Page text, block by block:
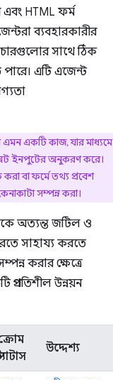
এবং HTML ফর্ম
ব্যবহারকারীর
সাথে ঠিক
এটি এজেন্ট
একটি কাজ, যার মাধ্যমে
ইনপুটের অনুকরণ করে।
বা ফর্মে তথ্য প্রবেশ
সম্পন্ন করা।
অত্যন্ত জটিল ও
সাহায্য করতে
করার ক্ষেত্রে
প্রগতিশীল উন্নয়ন
উদ্দেশ্য